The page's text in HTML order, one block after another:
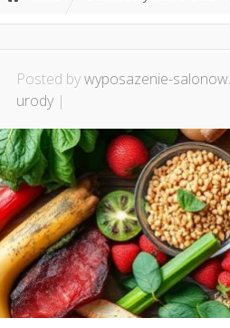
Posted bywyposazenie-
urody|